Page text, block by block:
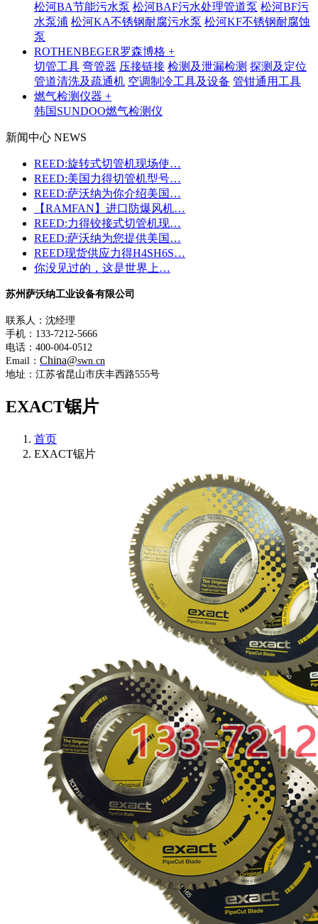
松河BA节能污水泵 松河BAF污水处理管道泵 松河BF污
水泵浦 松河KA不锈钢耐腐污水泵 松河KF不锈钢耐腐蚀
泵
ROTHENBEGER罗森博格 +
切管工具 弯管器 压接链接 检测及泄漏检测 探测及定位
管道清洗及疏通机 空调制冷工具及设备 管钳通用工具
燃气检测仪器 +
韩国SUNDOO燃气检测仪
新闻中心 NEWS
REED:旋转式切管机现场使…
REED:美国力得切管机型号…
REED:萨沃纳为你介绍美国…
【RAMFAN】进口防爆风机…
REED:力得铰接式切管机现…
REED:萨沃纳为您提供美国…
REED现货供应力得H4SH6S…
你没见过的，这是世界上…
苏州萨沃纳工业设备有限公司
联系人：沈经理
手机：133-7212-5666
电话：400-004-0512
Email： China@swn.cn
地址：江苏省昆山市庆丰西路555号
EXACT锯片
首页
EXACT锯片